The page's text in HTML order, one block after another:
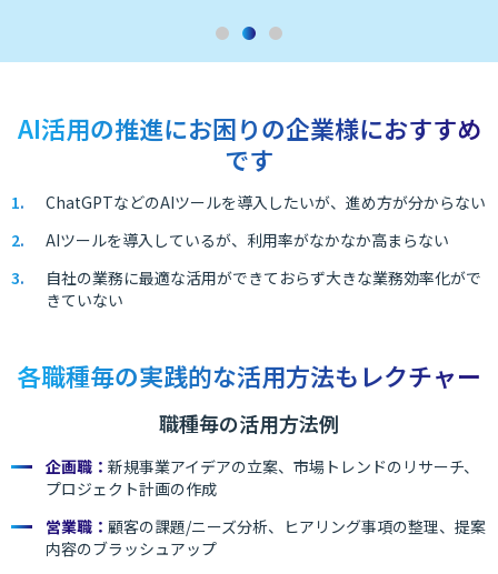
AI活用の推進にお困りの企業様におすすめ
です
ChatGPTなどのAIツールを導入したいが、進め方が分からない
AIツールを導入しているが、利用率がなかなか高まらない
自社の業務に最適な活用ができておらず大きな業務効率化がで
きていない
各職種毎の実践的な活用方法もレクチャー
職種毎の活用方法例
企画職： 新規事業アイデアの立案、市場トレンドのリサーチ、
プロジェクト計画の作成
営業職： 顧客の課題/ニーズ分析、ヒアリング事項の整理、提案
内容のブラッシュアップ